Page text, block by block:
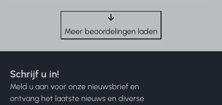
Meer beoordelingen laden
Schrijf u in!
Meld u aan voor onze nieuwsbrief en
ontvang het laatste nieuws en diverse